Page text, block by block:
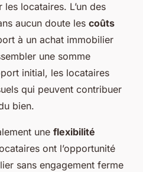
locataires. L’un des
aucun doute les coûts
à un achat immobilier
une somme
initial, les locataires
qui peuvent contribuer
bien.
une flexibilité
ont l’opportunité
sans engagement ferme